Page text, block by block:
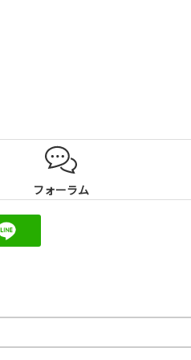
フォーラム